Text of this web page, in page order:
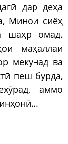
дар деҳа
Минои сиёҳ
шаҳр омад.
маҳаллаи
мекунад ва
пеш бурда,
аммо